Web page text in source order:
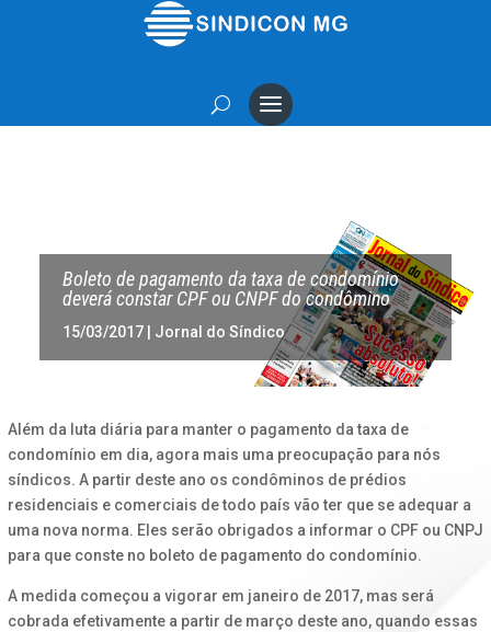
Boleto de pagamento da taxa de condomínio
deverá constar CPF ou CNPF do condômino
15/03/2017| Jornal do Síndico
Além da luta diária para manter o pagamento da taxa de
condomínio em dia, agora mais uma preocupação para nós
síndicos. A partir deste ano os condôminos de prédios
residenciais e comerciais de todo país vão ter que se adequar a
uma nova norma. Eles serão obrigados a informar o CPF ou CNPJ
para que conste no boleto de pagamento do condomínio.
A medida começou a vigorar em janeiro de 2017, mas será
cobrada efetivamente a partir de março deste ano, quando essas